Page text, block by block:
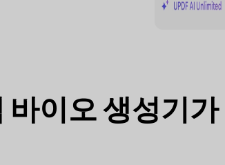
바이오 생성기가